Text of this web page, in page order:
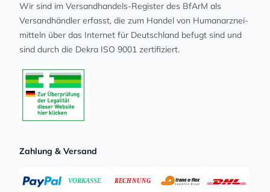
Wir sind im Versandhandels-Register des BfArM als
Versandhändler erfasst, die zum Handel von Human­arz­nei­
mit­teln über das Internet für Deutschland befugt sind und
sind durch die Dekra ISO 9001 zertifiziert.
Zahlung & Versand